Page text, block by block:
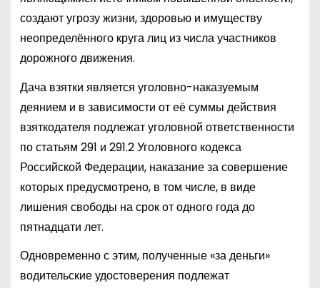
создают угрозу жизни, здоровью и имуществу
неопределённого круга лиц из числа участников
дорожного движения.
Дача взятки является уголовно-наказуемым
деянием и в зависимости от её суммы действия
взяткодателя подлежат уголовной ответственности
по статьям 291 и 291.2 Уголовного кодекса
Российской Федерации, наказание за совершение
которых предусмотрено, в том числе, в виде
лишения свободы на срок от одного года до
пятнадцати лет.
Одновременно с этим, полученные «за деньги»
водительские удостоверения подлежат